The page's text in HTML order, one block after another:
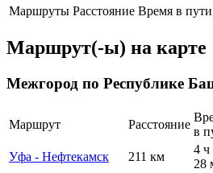
Маршруты Расстояние Время в пути
Маршрут(-ы) на карте
Межгород по Республике
Маршрут Расстояние
в
Уфа - Нефтекамск
211 км
4 ч
28